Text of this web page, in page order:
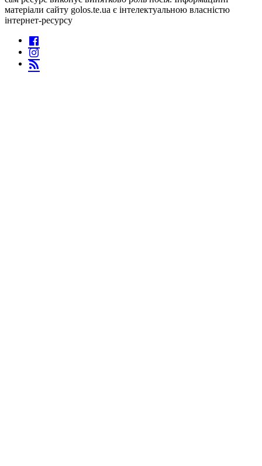
матеріали сайту golos.te.ua є інтелектуальною власністю
інтернет-ресурсу